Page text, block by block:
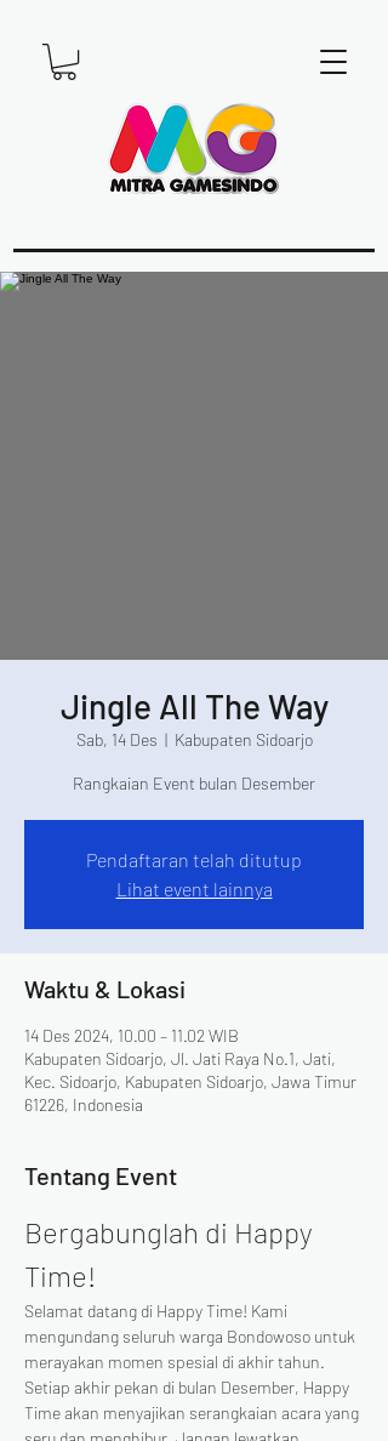
Jingle All The Way
Sab, 14 Des
  |
Kabupaten Sidoarjo
Rangkaian Event bulan Desember
Pendaftaran telah ditutup
Lihat event lainnya
Waktu & Lokasi
14 Des 2024, 10.00 – 11.02 WIB
Kabupaten Sidoarjo, Jl. Jati Raya No.1, Jati,
Kec. Sidoarjo, Kabupaten Sidoarjo, Jawa Timur
61226, Indonesia
Tentang Event
Bergabunglah di Happy
Time!
Selamat datang di Happy Time! Kami
mengundang seluruh warga Bondowoso untuk
merayakan momen spesial di akhir tahun.
Setiap akhir pekan di bulan Desember, Happy
Time akan menyajikan serangkaian acara yang